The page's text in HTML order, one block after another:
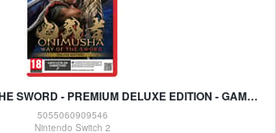
ONIMUSHA: WAY OF THE SWORD - PREMIUM DELUXE EDITION - GAME-KEY CARD - NINTENDO SWITCH 2
5055060909546
Nintendo Switch 2